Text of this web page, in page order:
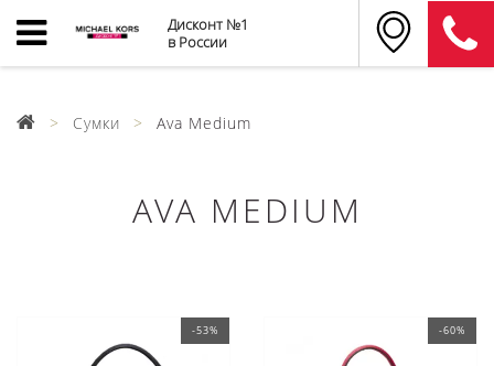
Дисконт №1
в России
Сумки Ava Medium
AVA MEDIUM
-53% -60%